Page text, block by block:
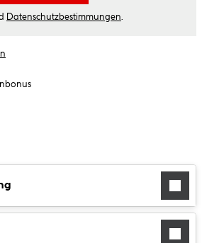
Datenschutzbestimmungen